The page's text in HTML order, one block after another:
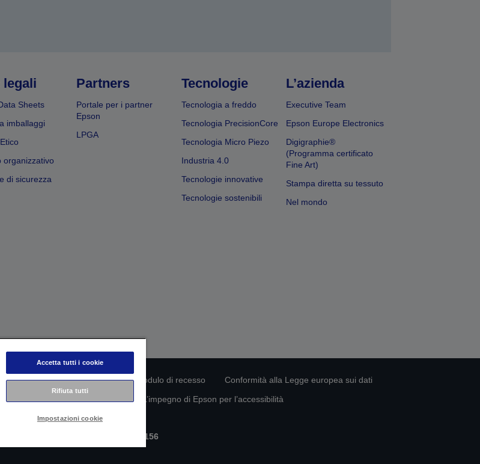
legali
Sheets
imballaggi
organizzativo
di sicurezza
Partners
Portale per i partner
Epson
LPGA
Tecnologie
Tecnologia a freddo
Tecnologia PrecisionCore
Tecnologia Micro Piezo
Industria 4.0
Tecnologie innovative
Tecnologie sostenibili
L’azienda
Executive Team
Epson Europe Electronics
Digigraphie®
(Programma certificato
Fine Art)
Stampa diretta su tessuto
Nel mondo
Informativa sulla privacy Modulo di recesso
Conformità alla Legge europea sui dati
L’impegno di Epson per l’accessibilità
Copyright © 2026 Seiko Epson
Italia S.p.A. | P.IVA IT07511580156
Accetta tutti i cookie
Rifiuta tutti
Impostazioni cookie